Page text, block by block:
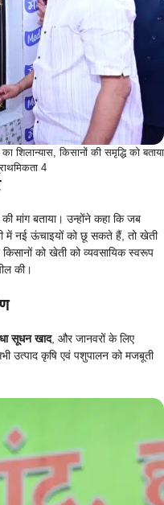
शिलान्यास, किसानों की समृद्धि को बताया
4
मांग बताया। उन्होंने कहा कि जब
में नई ऊंचाइयों को छू सकते हैं, तो खेती
को खेती को व्यवसायिक स्वरूप
की।
सूधन खाद, और जानवरों के लिए
उत्पाद कृषि एवं पशुपालन को मजबूती